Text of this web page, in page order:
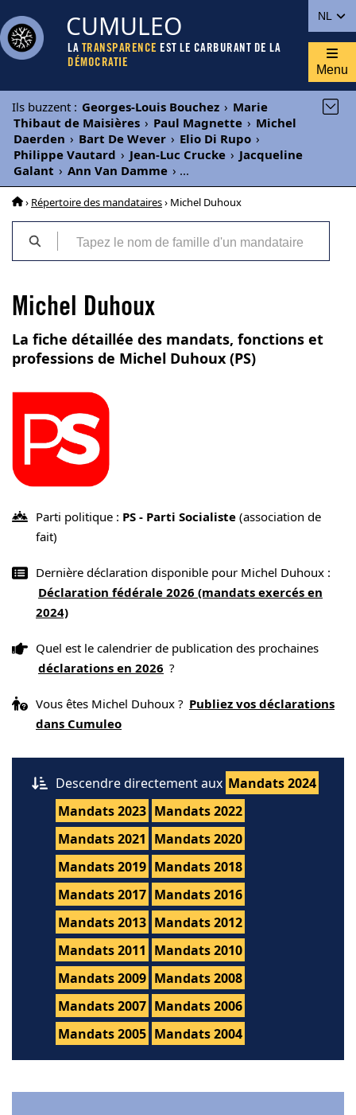
NL
CUMULEO
LA TRANSPARENCE EST LE CARBURANT DE LA
DÉMOCRATIE
Menu
Ils buzzent : Georges-Louis Bouchez › Marie
Thibaut de Maisières › Paul Magnette › Michel
Daerden › Bart De Wever › Elio Di Rupo ›
Philippe Vautard › Jean-Luc Crucke › Jacqueline
Galant › Ann Van Damme › ...
› Répertoire des mandataires› Michel Duhoux
Michel Duhoux
La fiche détaillée des mandats, fonctions et
professions de Michel Duhoux (PS)
Parti politique : PS - Parti Socialiste (association de
fait)
Dernière déclaration disponible pour Michel Duhoux :
Déclaration fédérale 2026 (mandats exercés en
2024)
Quel est le calendrier de publication des prochaines
déclarations en 2026 ?
Vous êtes Michel Duhoux ? Publiez vos déclarations
dans Cumuleo
Descendre directement aux Mandats 2024
Mandats 2023 Mandats 2022
Mandats 2021 Mandats 2020
Mandats 2019 Mandats 2018
Mandats 2017 Mandats 2016
Mandats 2013 Mandats 2012
Mandats 2011 Mandats 2010
Mandats 2009 Mandats 2008
Mandats 2007 Mandats 2006
Mandats 2005 Mandats 2004